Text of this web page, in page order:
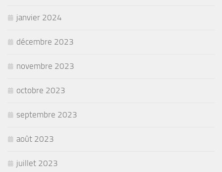
janvier 2024
décembre 2023
novembre 2023
octobre 2023
septembre 2023
août 2023
juillet 2023